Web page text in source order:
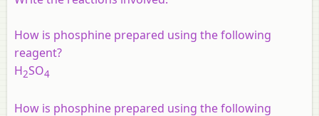
How is phosphine prepared using the following
reagent?
H2SO4
How is phosphine prepared using the following